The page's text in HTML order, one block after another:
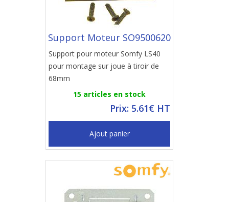
Support Moteur SO9500620
Support pour moteur Somfy LS40
pour montage sur joue à tiroir de
68mm
15 articles en stock
Prix: 5.61€ HT
Ajout panier